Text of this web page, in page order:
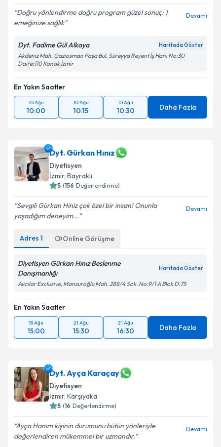
Doğru yönlendirme doğru program güzel sonuç: )
emeğinize sağlık
Devamı
Dyt. Fadime Gül Alkaya Haritada Göster
Akdeniz Mah. Gaziosman Paşa Bul. Süreyya Reyent İş Hanı No:30
Daire:110 Konak İzmir
En Yakın Saatler
10 Ağu
10:00
10 Ağu
10:15
10 Ağu
10:30 Daha Fazla
Dyt. Gürkan Hınız
Diyetisyen
İzmir, Bayraklı
5 (156 Değerlendirme)
Sevgili Gürkan Hiniz çok özel bir insan! Onunla
yaşadığım deneyim...
Devamı
Adres 1 Online Görüşme
Diyetisyen Gürkan Hınız Beslenme
Danışmanlığı
Haritada Göster
Avcılar Exclusive, Mansuroğlu Mah. 288/4 Sok. No:9/1 A Blok D:75
En Yakın Saatler
18 Ağu
15:00
21 Ağu
15:30
21 Ağu
16:30 Daha Fazla
Dyt. Ayça Karaçay
Diyetisyen
İzmir, Karşıyaka
5 (16 Değerlendirme)
Ayça Hanım kişinin durumunu bütün yönleriyle
değerlendiren mükemmel bir uzmandır.
Devamı